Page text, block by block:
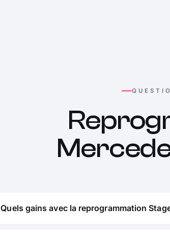
Quels gains avec la reprogrammation